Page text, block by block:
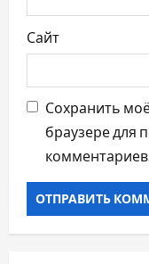
Сайт
Сохранить
браузере для
комментариев.